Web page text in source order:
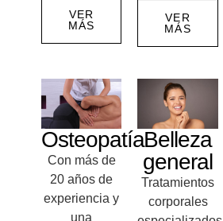
VER
MÁS
VER
MÁS
Belleza
general
Tratamientos
corporales
Osteopatía
Con más de
20 años de
experiencia y
una